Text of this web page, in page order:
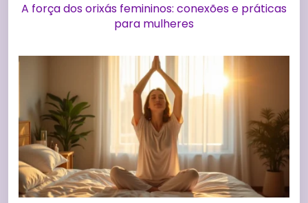
A força dos orixás femininos: conexões e práticas
para mulheres